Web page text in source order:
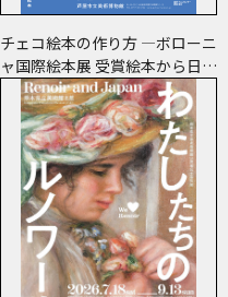
チェコ絵本の作り方 ―ボローニ
ャ国際絵本展 受賞絵本から日･
チェコ共作のコミックまで―